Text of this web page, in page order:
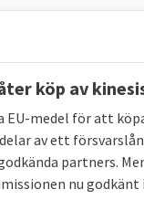
relation till Kina
Kina samtidigt
för hela EU.
köp av
EU-medel för att
av ett
partners.
nu